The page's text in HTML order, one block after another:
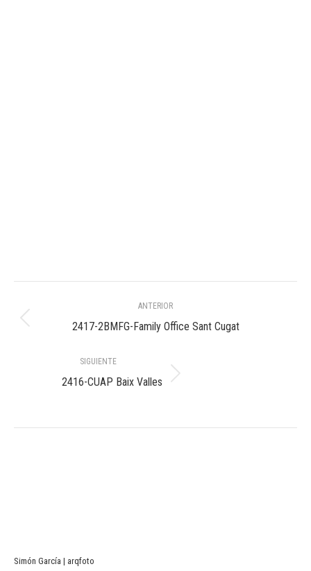
entre
álbumes
ANTERIOR
Álbum
2417-2BMFG-Family Office Sant Cugat
SIGUIENTE
Álbum
2416-CUAP Baix Valles
Simón García | arqfoto